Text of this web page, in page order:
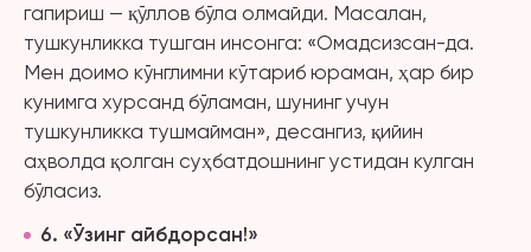
гапириш — қўллов бўла олмайди. Масалан,
тушкунликка тушган инсонга: «Омадсизсан-да.
Мен доимо кўнглимни кўтариб юраман, ҳар бир
кунимга хурсанд бўламан, шунинг учун
тушкунликка тушмайман», десангиз, қийин
аҳволда қолган суҳбатдошнинг устидан кулган
бўласиз.
6. «Ўзинг айбдорсан!»